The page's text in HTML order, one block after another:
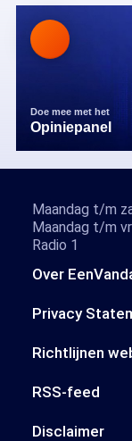
Doe mee met het
Opiniepanel
Over
Privacy
Richtlijnen
RSS-feed
Disclaimer
Maandag t/m
Maandag t/m
Radio 1